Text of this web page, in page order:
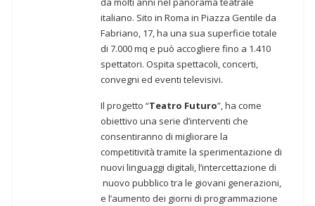
italiano. Sito in Roma in Piazza Gentile da
Fabriano, 17, ha una sua superficie totale
di 7.000 mq e può accogliere fino a 1.410
spettatori. Ospita spettacoli, concerti,
convegni ed eventi televisivi.
Il progetto “Teatro Futuro”, ha come
obiettivo una serie d’interventi che
consentiranno di migliorare la
competitività tramite la sperimentazione di
nuovi linguaggi digitali, l’intercettazione di
nuovo pubblico tra le giovani generazioni,
e l’aumento dei giorni di programmazione